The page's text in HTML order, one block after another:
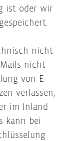
ist oder wir
nicht
Mails nicht
von E-
verlassen,
im Inland
kann bei